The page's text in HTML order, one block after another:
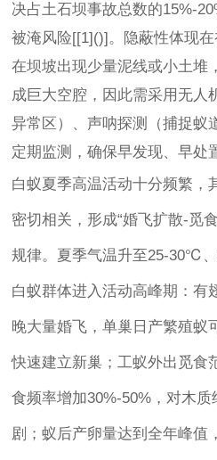
决占土石坝事故总数的15%-
被淹风险[[1]()]。隐蔽性体现
在坝坡出现少量泥线或小土堆
成巨大空腔，因此需采用无人
异常区）、声呐探测（捕捉蚁
定期监测，确保早发现、早处
白蚁夏季高温活动十分频繁，
密切相关，形成“婚飞扩散-觅
规律。夏季气温升至25-30℃、
白蚁群体进入活动高峰期：有
晚大量婚飞，单巢日产繁殖蚁
快速建立新巢；工蚁外出觅食
食频率增加30%-50%，对木
剧；蚁后产卵量达到全年峰值